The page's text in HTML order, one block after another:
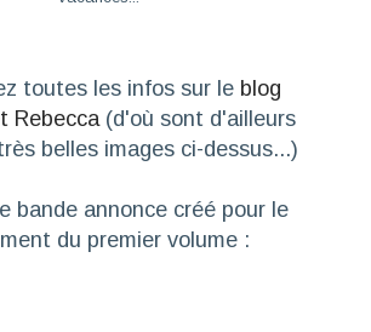
toutes les infos sur le blog
Rebecca (d'où sont d'ailleurs
belles images ci-dessus...)
bande annonce créé pour le
du premier volume :